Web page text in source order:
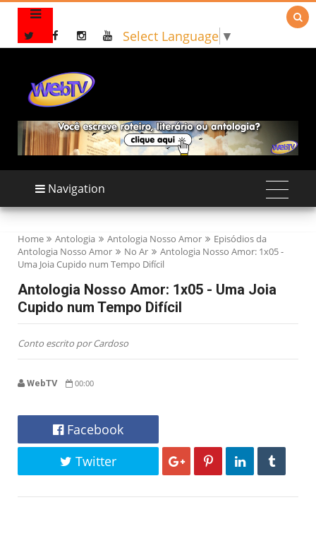
Select Language ▼

Navigation
Home Antologia Antologia Nosso Amor
Episódios da
Antologia Nosso Amor
No Ar
Antologia Nosso Amor: 1x05 -
Uma Joia Cupido num Tempo Difícil
Antologia Nosso Amor: 1x05 - Uma Joia
Cupido num Tempo Difícil
Conto escrito por Cardoso
WebTV 00:00
Facebook
Twitter